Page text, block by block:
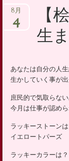
ン
へ
ス
キ
ッ
【
生
8月
4
あなたは自分の人
生かしていく事が出
庶民的で気取らない
今月は仕事が認め
ラッキーストーンは
イエロートパーズ
ラッキーカラーは？